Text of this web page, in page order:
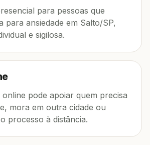
para pessoas que
para ansiedade em Salto/SP,
e sigilosa.
online pode apoiar quem precisa
mora em outra cidade ou
processo à distância.